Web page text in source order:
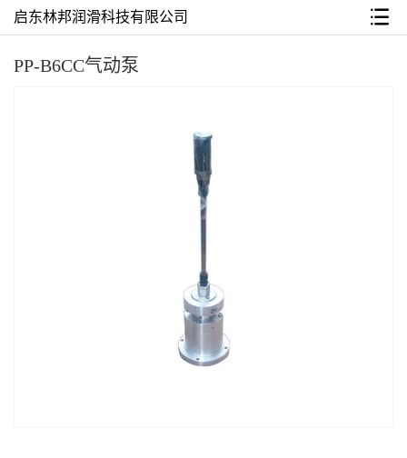
启东林邦润滑科技有限公司
PP-B6CC气动泵